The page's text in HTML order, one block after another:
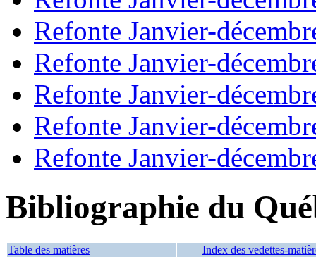
Refonte Janvier-
Refonte Janvier-
Refonte Janvier-
Refonte Janvier-
Refonte Janvier-
Bibliographie du
Table des matières Index des vedettes-